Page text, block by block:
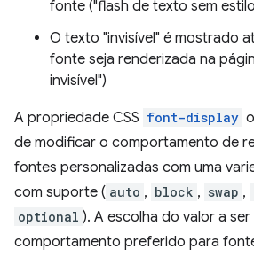
fonte ("flash de texto sem
O texto "invisível" é mostrado
fonte seja renderizada na
invisível")
A propriedade CSS font-display
de modificar o comportamento de
fontes personalizadas com uma
com suporte ( auto , block , swap ,
optional ). A escolha do valor a
comportamento preferido para